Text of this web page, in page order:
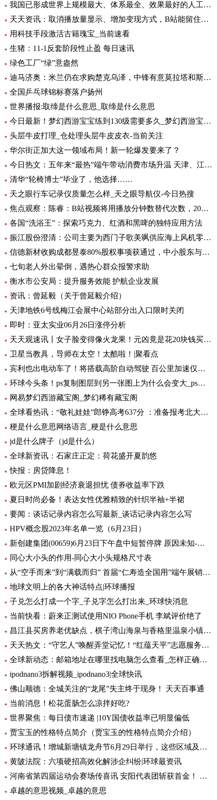
我国已形成世界上规模最大、体系最全、效果最好的人工影响天气作业力量
天天资讯：取消播放量显示、增加变现方式，B站能留住UP主吗？
用科技手段激活古籍瑰宝_当前速看
生猪：11-1反套阶段性止盈 每日速讯
绿色工厂“绿”意盎然
迪马济奥：米兰仍在求购楚克乌泽，中锋有意莫拉塔和斯卡马卡-全球新资讯
全国乒乓球锦标赛落户扬州
世界播报:取缔是什么意思_取缔是什么意思
今日最新！梦幻西游宝宝练到130级需要多久_梦幻西游宝宝练级地点
头层牛皮打理_仓处理头层牛皮皮衣-当前关注
华尔街正加大这一领域布局！新一轮爆发要来了？
今日热文：五年来“最热”端午带动消费市场升温 天津、江苏、重庆等5省销售额超过2019年
清华“轮椅博士”毕业了，他选择……
天之眼行车记录仪质量怎么样_天之眼导航仪-今日热搜
焦点观察：陈睿：B站视频将用播放分钟数替代次数，2022 年 UP 主总收入同比增加 28%
各国“洗浴王”：探索巧克力、红酒和黑啤的独特应用方法
振江股份澄清：公司主要为西门子歌美飒供应海上风机零部件-环球精选
信德新材收购成都昱泰80%股权事项获通过，中小股东与大股东存分歧
七旬老人外出晕倒，遇热心群众报警求助
衡水市公安局：提升服务效能 护航企业发展
资讯：曾延毅（关于曾延毅介绍）
天津地铁6号线梅江会展中心站部分出入口限时关闭
即时：亚太实业06月26日涨停分析
天天观速讯丨女子脸变得像火龙果！元凶竟是花20块钱买的……
卫星当教具，导师在太空！太酷啦！|聚看点
宾利也出电动车了！将搭载高阶自动驾驶 百公里加速仅需1.5秒 全球要闻
环球今头条！ps复制图层到另一张图上为什么会变大_ps复制图层到另一张图
网易梦幻西游藏宝阁_梦幻稀有藏宝阁
全球看热讯：“敬礼娃娃”郎铮高考637分 ：准备报考北大，未来做公务员为人民服务
梗是什么意思网络语言_梗是什么意思
jd是什么牌子（jd是什么）
全球新资讯：石家庄正定：荷花盛开夏韵悠
快报：房贷降息！
欧元区PMI加剧经济衰退担忧 债券收益率下跌
夏日时尚必备！表达女性优雅精致的针织半袖+半裙
要闻：谈话记录内容怎么写最新_谈话记录内容怎么写
HPV概念股2023年名单一览（6月23日）
新创建集团(00659)6月23日下午盘中短暂停牌 原因未知-环球热闻
同心大小头的作用-同心大小头规格尺寸表
从“空手而来”到“满载而归” 首届“仁寿造全国用”端午展销会开幕_全球观天下
地球文明上的各大神话特点|环球播报
子兑怎么打成一个字_子兑字怎么打出来_环球快消息
当前快看：蔚来正测试使用NIO Phone手机 李斌评价绝了
昌江县买房养老优缺点，棋子湾山海泉与香格里温泉小镇养老生活成本对比！-全球今亮点
天天热文：“守艺人”唤醒弄堂记忆！“红蕴天平”志愿服务营造项目启动
全球新动态：邮箱地址在哪里找电脑怎么查看_怎样正确填写邮箱地址
ipodnano3拆解视频_ipodnano3|全球快讯
佛山顺德：全城关注的“龙尾”失主终于现身！ 天天百事通
当前消息！松花蛋肠怎么凉拌好吃?
世界聚焦：每日债市速递 |10Y国债收益率已明显偏低
贾宝玉的性格特点简介（贾宝玉的性格特点简介介绍）
环球通讯！增城新塘镇龙舟节6月29日举行，这些区域及路段将有交通管制
黄陂法院：六项硬招高效化解涉企纠纷|环球最资讯
河南省第四届运动会赛场传喜讯 安阳代表团斩获首金！ 环球新要闻
卓越的意思视频_卓越的意思